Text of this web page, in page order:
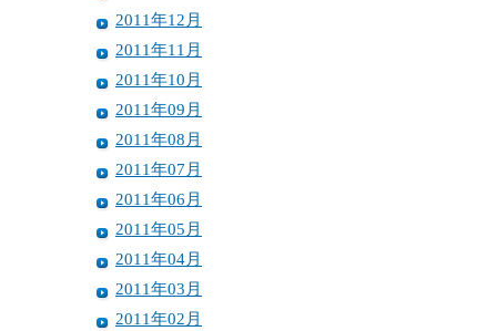
2011年12月
2011年11月
2011年10月
2011年09月
2011年08月
2011年07月
2011年06月
2011年05月
2011年04月
2011年03月
2011年02月